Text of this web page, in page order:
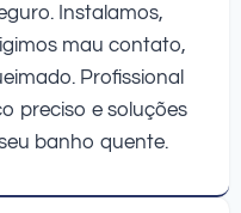
Instalamos,
mau contato,
Profissional
preciso e soluções
banho quente.